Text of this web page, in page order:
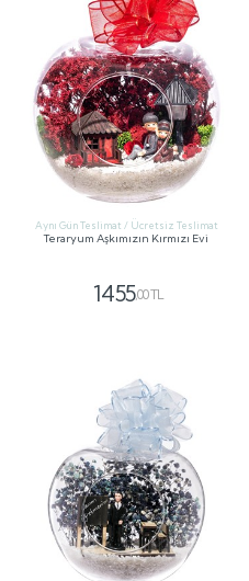
Aynı Gün Teslimat / Ücretsiz Teslimat
Teraryum Aşkımızın Kırmızı Evi
1455,00 TL